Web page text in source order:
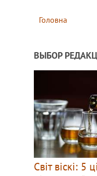
Головна
ВЫБОР
Світ віскі: 5